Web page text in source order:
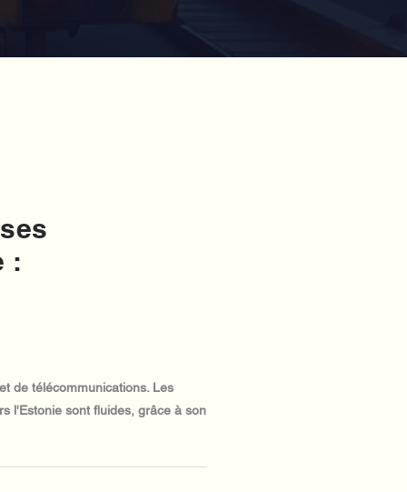
:
de télécommunications. Les
l'Estonie sont fluides, grâce à son